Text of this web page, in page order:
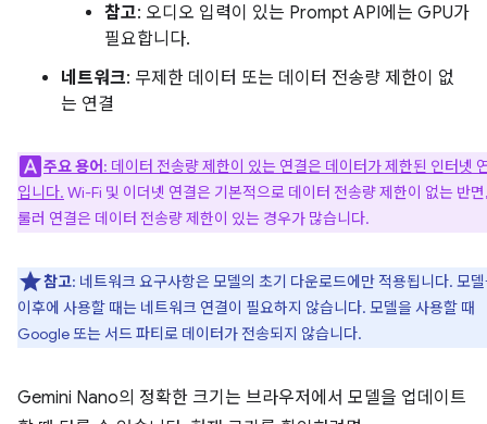
참고: 오디오 입력이 있는 Prompt API에는 GPU가
필요합니다.
네트워크: 무제한 데이터 또는 데이터 전송량 제한이 없
는 연결
주요 용어: 데이터 전송량 제한이 있는 연결은 데이터가 제한된 인터넷
입니다. Wi-Fi 및 이더넷 연결은 기본적으로 데이터 전송량 제한이 없는 반
룰러 연결은 데이터 전송량 제한이 있는 경우가 많습니다.
참고: 네트워크 요구사항은 모델의 초기 다운로드에만 적용됩니다. 모
이후에 사용할 때는 네트워크 연결이 필요하지 않습니다. 모델을 사용할 때
Google 또는 서드 파티로 데이터가 전송되지 않습니다.
Gemini Nano의 정확한 크기는 브라우저에서 모델을 업데이트